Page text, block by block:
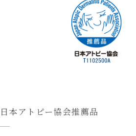
日本アトピー協会推薦品